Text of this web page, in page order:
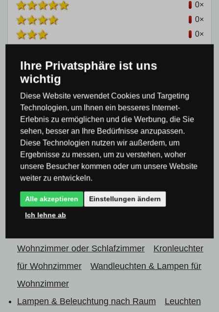
0×
0×
0×
Produktkategorie
Wandleuchten & Wandlampen
Klassische
Wandleuchten
Wandleuchten & Wandlampen
Moderne
Wandleuchten
Wohnzimmer oder Schlafzimmer
Kronleuchter
für Wohnzimmer
Wandleuchten & Lampen für
Wohnzimmer
Lampen & Beleuchtung nach Raum
Leuchten
Ihre Privatsphäre ist uns
wichtig
Diese Website verwendet Cookies und Targeting
Technologien, um Ihnen ein besseres Internet-
Erlebnis zu ermöglichen und die Werbung, die Sie
sehen, besser an Ihre Bedürfnisse anzupassen.
Diese Technologien nutzen wir außerdem, um
Ergebnisse zu messen, um zu verstehen, woher
unsere Besucher kommen oder um unsere Website
weiter zu entwickeln.
Alle akzeptieren Einstellungen ändern
Ich lehne ab